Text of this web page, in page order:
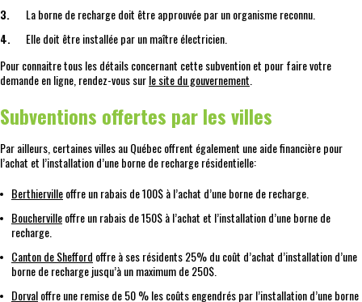
La borne de recharge doit être approuvée par un organisme reconnu.
Elle doit être installée par un maître électricien.
Pour connaitre tous les détails concernant cette subvention et pour faire votre
demande en ligne, rendez-vous surle site du gouvernement
Subventions offertes par les villes
Par ailleurs, certaines villes au Québec offrent également une aide financière pour
l’achat et l’installation d’une borne de recharge résidentielle:
Berthiervilleoffre un rabais de 100$ à l’achat d’une borne de recharge.
Bouchervilleoffre un rabais de 150$ à l’achat et l’installation d’une borne de
recharge.
Canton de Shefford offre à ses résidents 25% du coût d’achat d’installation d’une
borne de recharge jusqu’à un maximum de 250$.
Dorvaloffre une remise de 50 % les coûts engendrés par l’installation d’une borne